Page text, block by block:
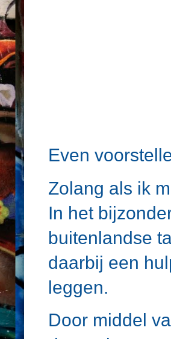
Even
Zolang als ik
In het
buitenlandse
daarbij een
leggen.
Door middel